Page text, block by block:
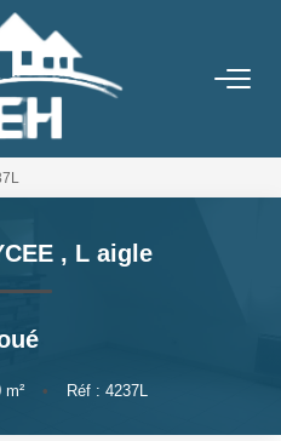
Biens
Locative
, L aigle
m² • Réf : 4237L